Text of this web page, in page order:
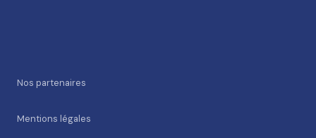
nos partenaires
mentions légales